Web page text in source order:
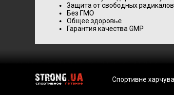
Защита от свободных радикалов
Без ГМО
Общее здоровье
Гарантия качества GMP
Спортивне